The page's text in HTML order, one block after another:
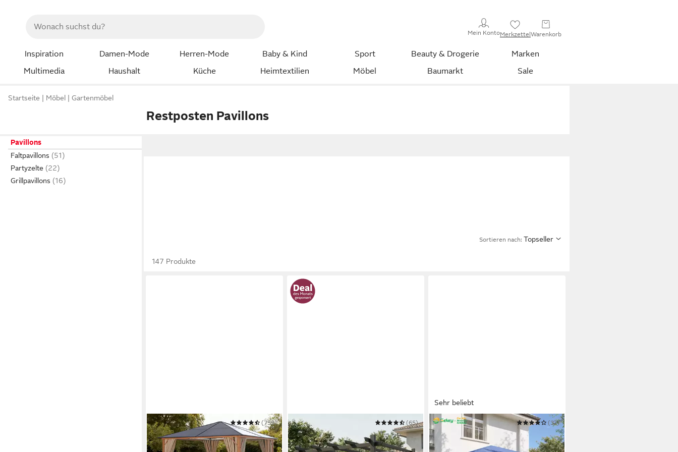
Mein KontoMerkzettelWarenkorb
Inspiration Damen-Mode Herren-Mode Baby & Kind Sport Beauty & Drogerie
Marken
Multimedia
Haushalt Küche Heimtextilien Möbel Baumarkt Sale
Startseite Möbel Gartenmöbel
Restposten Pavillons
Pavillons
Faltpavillons
Partyzelte
Grillpavillons
Sortieren nach: Topseller
147 Produkte
KONIFERA
Pavillon Aruba
(759)
ab 421,99 € UVP899,99 €
HOMALL
Pavillon Pergola 3x3/3x4m
Gartenpavillon Pavillon mit
(65)
Sehr beliebt
SEKEY
Faltpavillon 2x2/3x3/3x6 m,
Gartenpavillon mit 4 Seitenteilen
(37)